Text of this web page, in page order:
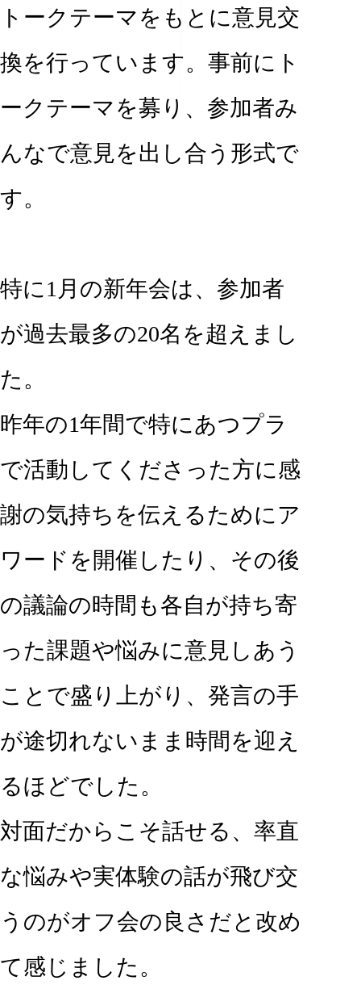
トークテーマをもとに意見交
換を行っています。事前にト
ークテーマを募り、参加者み
んなで意見を出し合う形式で
す。
特に1月の新年会は、参加者
が過去最多の20名を超えまし
た。
昨年の1年間で特にあつプラ
で活動してくださった方に感
謝の気持ちを伝えるためにア
ワードを開催したり、その後
の議論の時間も各自が持ち寄
った課題や悩みに意見しあう
ことで盛り上がり、発言の手
が途切れないまま時間を迎え
るほどでした。
対面だからこそ話せる、率直
な悩みや実体験の話が飛び交
うのがオフ会の良さだと改め
て感じました。